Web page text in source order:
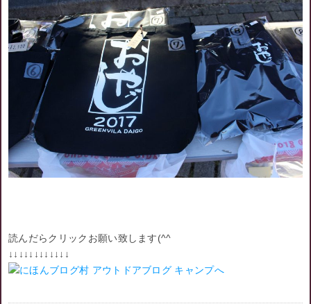
読んだらクリックお願い致します(^^ゞ
↓↓↓↓↓↓↓↓↓↓↓↓